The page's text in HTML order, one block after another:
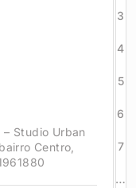
Studio Urban
Centro,
3
4
5
6
7
…